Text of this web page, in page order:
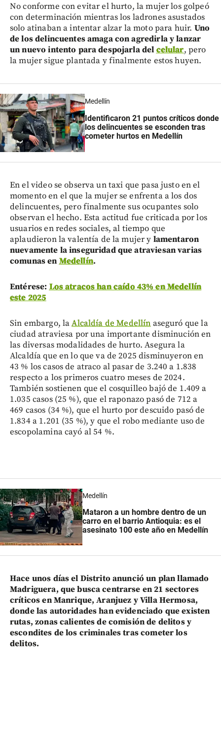
No conforme con evitar el hurto, la mujer los golpeó
con determinación mientras los ladrones asustados
solo atinaban a intentar alzar la moto para huir. Uno
de los delincuentes amaga con agredirla y lanzar
un nuevo intento para despojarla del celular, pero
la mujer sigue plantada y finalmente estos huyen.
Medellín
Identificaron 21 puntos críticos donde
los delincuentes se esconden tras
cometer hurtos en Medellín
En el video se observa un taxi que pasa justo en el
momento en el que la mujer se enfrenta a los dos
delincuentes, pero finalmente sus ocupantes solo
observan el hecho. Esta actitud fue criticada por los
usuarios en redes sociales, al tiempo que
aplaudieron la valentía de la mujer y lamentaron
nuevamente la inseguridad que atraviesan varias
comunas en Medellín.
Entérese: Los atracos han caído 43% en Medellín
este 2025
Sin embargo, laAlcaldía de Medellín aseguró que la
ciudad atraviesa por una importante disminución en
las diversas modalidades de hurto. Asegura la
Alcaldía que en lo que va de 2025 disminuyeron en
43 % los casos de atraco al pasar de 3.240 a 1.838
respecto a los primeros cuatro meses de 2024.
También sostienen que el cosquilleo bajó de 1.409 a
1.035 casos (25 %), que el raponazo pasó de 712 a
469 casos (34 %), que el hurto por descuido pasó de
1.834 a 1.201 (35 %), y que el robo mediante uso de
escopolamina cayó al 54 %.
Medellín
Mataron a un hombre dentro de un
carro en el barrio Antioquia: es el
asesinato 100 este año en Medellín
Hace unos días el Distrito anunció un plan llamado
Madriguera, que busca centrarse en 21 sectores
críticos en Manrique, Aranjuez y Villa Hermosa,
donde las autoridades han evidenciado que existen
rutas, zonas calientes de comisión de delitos y
escondites de los criminales tras cometer los
delitos.